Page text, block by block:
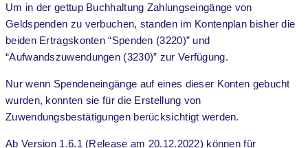
Um in der gettup Buchhaltung Zahlungseingänge von
Geldspenden zu verbuchen, standen im Kontenplan bisher die
beiden Ertragskonten “Spenden (3220)” und
“Aufwandszuwendungen (3230)” zur Verfügung.
Nur wenn Spendeneingänge auf eines dieser Konten gebucht
wurden, konnten sie für die Erstellung von
Zuwendungsbestätigungen berücksichtigt werden.
Ab Version 1.6.1 (Release am 20.12.2022) können für